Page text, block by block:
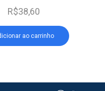
R$38,60
ao carrinho